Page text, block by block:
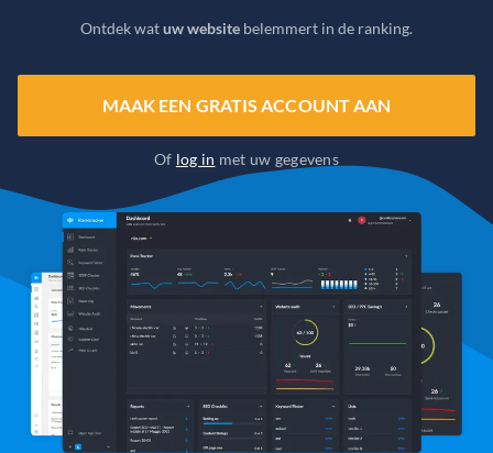
Ontdek watuw website belemmert in de ranking.
MAAK EEN GRATIS ACCOUNT AAN
Of log in met uw gegevens